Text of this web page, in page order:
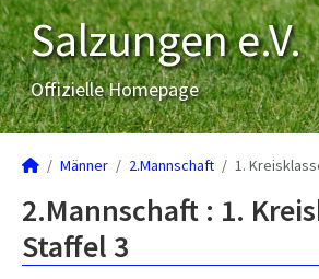
Salzungen e.V.
Offizielle Homepage
Männer 2.Mannschaft 1.
2.Mannschaft : 1.
Staffel 3